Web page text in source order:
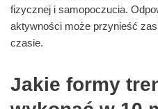
fizycznej i samopoczucia.
aktywności może przynieść
czasie.
Jakie formy